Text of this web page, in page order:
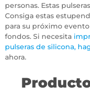
personas. Estas
Consiga estas
para su próximo
fondos. Si necesita
pulseras de silicona,
ahora.